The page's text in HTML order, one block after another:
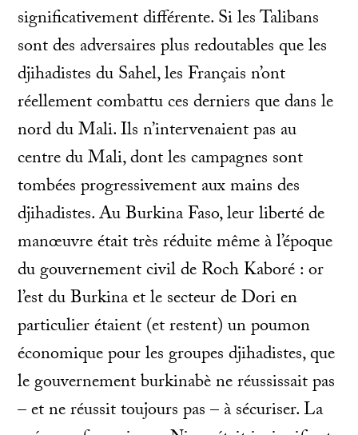
significativement différente. Si les Talibans
sont des adversaires plus redoutables que les
djihadistes du Sahel, les Français n’ont
réellement combattu ces derniers que dans le
nord du Mali. Ils n’intervenaient pas au
centre du Mali, dont les campagnes sont
tombées progressivement aux mains des
djihadistes. Au Burkina Faso, leur liberté de
manœuvre était très réduite même à l’époque
du gouvernement civil de Roch Kaboré : or
l’est du Burkina et le secteur de Dori en
particulier étaient (et restent) un poumon
économique pour les groupes djihadistes, que
le gouvernement burkinabè ne réussissait pas
– et ne réussit toujours pas – à sécuriser. La